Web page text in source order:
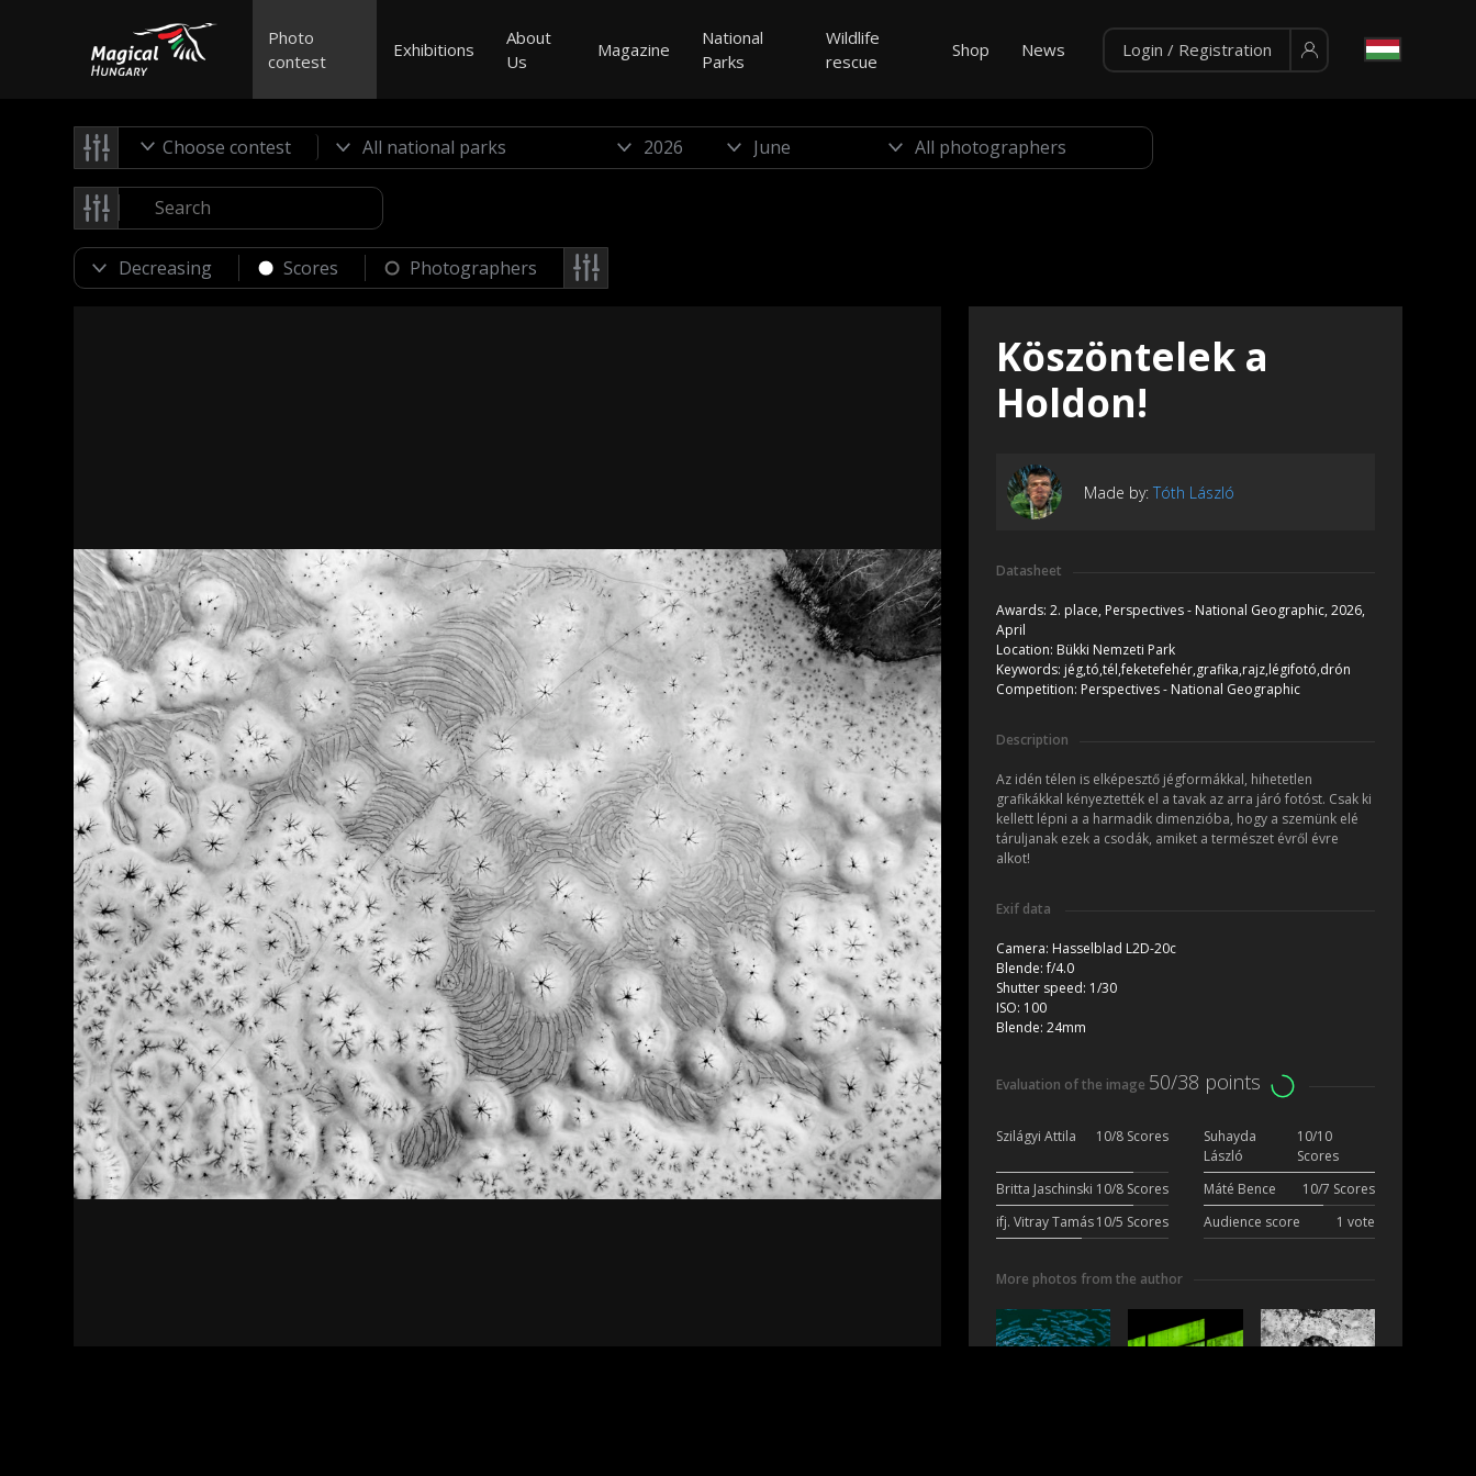
Photo
contest
Exhibitions
About
Us
Magazine
National
Parks
Wildlife
rescue
Shop News Login / Registration
Choose contest
Scores Photographers
Köszöntelek a
Holdon!
Made by: Tóth László
Datasheet
Awards: 2. place, Perspectives - National Geographic, 2026,
April
Location: Bükki Nemzeti Park
Keywords: jég,tó,tél,feketefehér,grafika,rajz,légifotó,drón
Competition: Perspectives - National Geographic
Description
Az idén télen is elképesztő jégformákkal, hihetetlen
grafikákkal kényeztették el a tavak az arra járó fotóst. Csak ki
kellett lépni a a harmadik dimenzióba, hogy a szemünk elé
táruljanak ezek a csodák, amiket a természet évről évre
alkot!
Exif data
Camera: Hasselblad L2D-20c
Blende:f/4.0
Shutter speed: 1/30
ISO: 100
Blende: 24mm
Evaluation of the image 50/38 points
Szilágyi Attila 10/8 Scores
Suhayda
László
10/10
Scores
Britta Jaschinski 10/8 Scores Máté Bence
10/7 Scores
ifj. Vitray Tamás10/5 Scores Audience score 1 vote
More photos from the author